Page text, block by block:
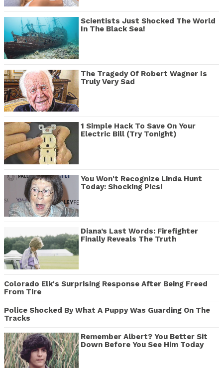
Scientists Just Shocked The World
In The Black Sea!
The Tragedy Of Robert Wagner Is
Truly Very Sad
1 Simple Hack To Save On Your
Electric Bill (Try Tonight)
You Won't Recognize Linda Hunt
Today: Shocking Pics!
Diana’s Last Words: Firefighter
Finally Reveals The Truth
Colorado Elk's Surprising Response After Being Freed
From Tire
Police Shocked By What A Puppy Was Guarding On The
Tracks
Remember Albert? You Better Sit
Down Before You See Him Today